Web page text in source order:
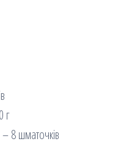
г
8 шматочків